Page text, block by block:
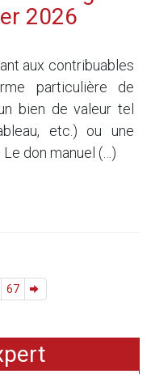
2026
aux contribuables
particulière de
bien de valeur tel
etc.) ou une
Le don manuel (…)
67